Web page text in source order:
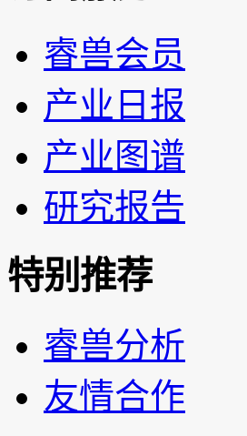
睿兽会员
产业日报
产业图谱
研究报告
特别推荐
睿兽分析
友情合作